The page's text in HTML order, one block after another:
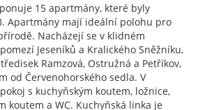
15 apartmány, které byly
Apartmány mají ideální polohu pro
Nacházejí se v klidném
Jeseníků a Kralického Sněžníku,
Ramzová, Ostružná a Petříkov,
od Červenohorského sedla. V
s kuchyňským koutem, ložnice,
koutem a WC. Kuchyňská linka je